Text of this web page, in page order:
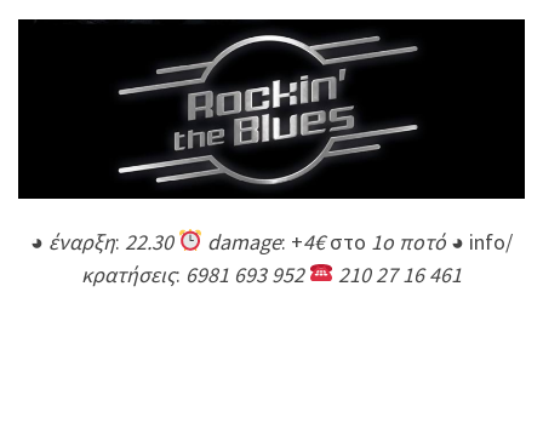
◕ έναρξη: 22.30 damage: +4€στο 1ο ποτό ◕ info/
κρατήσεις: 6981 693 952 210 27 16 461